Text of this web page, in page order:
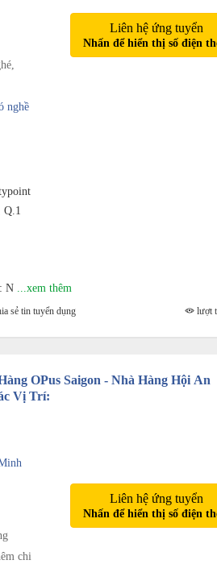
nghề
Liên hệ ứng tuyển
Nhấn để hiển thị số điện
Q.1
N ...xem thêm
sẻ tin tuyển dụng lượt
OPus Saigon - Nhà Hàng Hội An
Vị Trí:
chi
Liên hệ ứng tuyển
Nhấn để hiển thị số điện